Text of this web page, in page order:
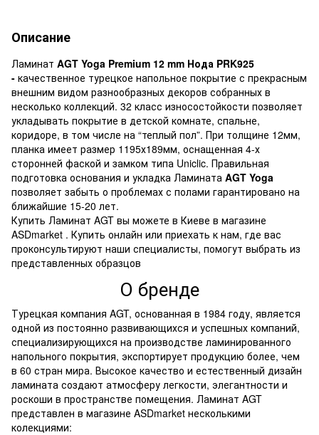
Описание
Ламинат AGT Yoga Premium 12 mm Нода PRK925
- качественное турецкое напольное покрытие с прекрасным
внешним видом разнообразных декоров собранных в
несколько коллекций. 32 класс износостойкости позволяет
укладывать покрытие в детской комнате, спальне,
коридоре, в том числе на “теплый пол”. При толщине 12мм,
планка имеет размер 1195х189мм, оснащенная 4-х
сторонней фаской и замком типа Uniclic. Правильная
подготовка основания и укладка Ламината AGT Yoga
позволяет забыть о проблемах с полами гарантировано на
ближайшие 15-20 лет.
Купить Ламинат AGT вы можете в Киеве в магазине
ASDmarket . Купить онлайн или приехать к нам, где вас
проконсультируют наши специалисты, помогут выбрать из
представленных образцов
О бренде
Турецкая компания AGT, основанная в 1984 году, является
одной из постоянно развивающихся и успешных компаний,
специализирующихся на производстве ламинированного
напольного покрытия, экспортирует продукцию более, чем
в 60 стран мира. Высокое качество и естественный дизайн
ламината создают атмосферу легкости, элегантности и
роскоши в пространстве помещения. Ламинат AGT
представлен в магазине ASDmarket несколькими
колекциями: